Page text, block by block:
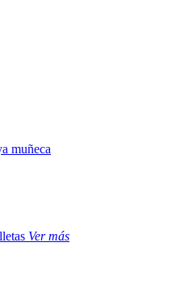
muñeca
Ver más